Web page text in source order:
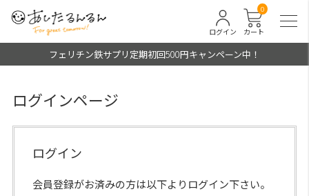
カート
0
ログイン
フェリチン鉄サプリ定期初回500円キャンペーン中！
ログインページ
ログイン
会員登録がお済みの方は以下よりログイン下さい。